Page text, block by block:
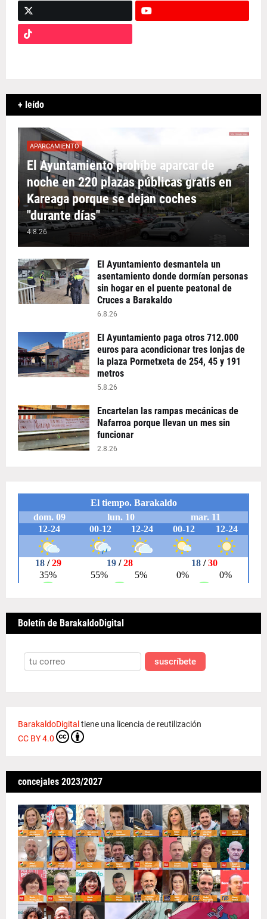
+ leído
APARCAMIENTO
El Ayuntamiento prohíbe aparcar de
noche en 220 plazas públicas gratis en
Kareaga porque se dejan coches
"durante días"
4.8.26
El Ayuntamiento desmantela un
asentamiento donde dormían personas
sin hogar en el puente peatonal de
Cruces a Barakaldo
6.8.26
El Ayuntamiento paga otros 712.000
euros para acondicionar tres lonjas de
la plaza Pormetxeta de 254, 45 y 191
metros
5.8.26
Encartelan las rampas mecánicas de
Nafarroa porque llevan un mes sin
funcionar
2.8.26
Boletín de BarakaldoDigital
suscríbete
BarakaldoDigital tiene una licencia de reutilización
CC BY 4.0
concejales 2023/2027